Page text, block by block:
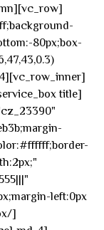
80px;box-
left:0px;"]